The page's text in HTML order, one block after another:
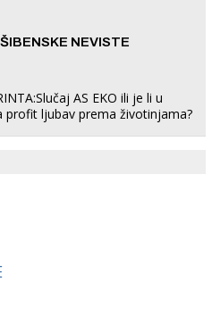
NEVISTE
AS EKO ili je li u
profit ljubav prema životinjama?